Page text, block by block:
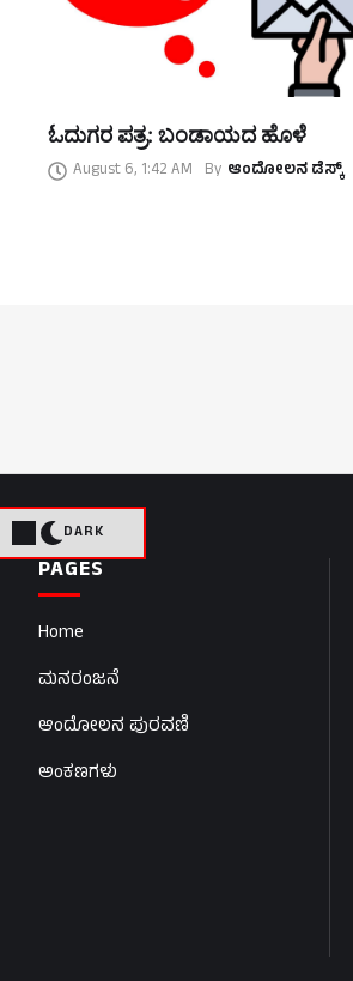
DARK
ಓದುಗರ ಪತ್ರ: ಬಂಡಾಯದ ಹೊಳೆ
August 6, 1:42 AM By ಆಂದೋಲನ ಡೆಸ್ಕ್
PAGES
Home
ಮನರಂಜನೆ
ಆಂದೋಲನ ಪುರವಣಿ
ಅಂಕಣಗಳು